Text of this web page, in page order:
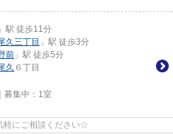
」駅 徒歩11分
久三丁目 」駅 徒歩3分
前 」駅 徒歩5分
久 ６丁目
集中： 1室
軽にご相談ください☆